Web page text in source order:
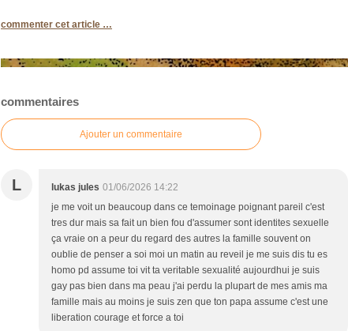
commenter cet article …
commentaires
Ajouter un commentaire
L lukas jules 01/06/2026 14:22
je me voit un beaucoup dans ce temoinage poignant pareil c'est
tres dur mais sa fait un bien fou d'assumer sont identites sexuelle
ça vraie on a peur du regard des autres la famille souvent on
oublie de penser a soi moi un matin au reveil je me suis dis tu es
homo pd assume toi vit ta veritable sexualité aujourdhui je suis
gay pas bien dans ma peau j'ai perdu la plupart de mes amis ma
famille mais au moins je suis zen que ton papa assume c'est une
liberation courage et force a toi